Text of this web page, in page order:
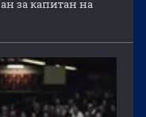
за капитан на